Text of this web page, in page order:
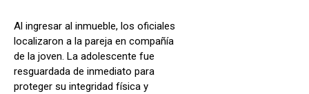
Al ingresar al inmueble, los oficiales
localizaron a la pareja en compañía
de la joven. La adolescente fue
resguardada de inmediato para
proteger su integridad física y